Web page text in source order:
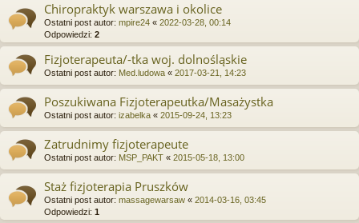
Chiropraktyk warszawa i okolice
Ostatni post autor: mpire24 « 2022-03-28, 00:14
Odpowiedzi: 2
Fizjoterapeuta/-tka woj. dolnośląskie
Ostatni post autor: Med.ludowa « 2017-03-21, 14:23
Poszukiwana Fizjoterapeutka/Masażystka
Ostatni post autor: izabelka « 2015-09-24, 13:23
Zatrudnimy fizjoterapeute
Ostatni post autor: MSP_PAKT « 2015-05-18, 13:00
Staż fizjoterapia Pruszków
Ostatni post autor: massagewarsaw « 2014-03-16, 03:45
Odpowiedzi: 1